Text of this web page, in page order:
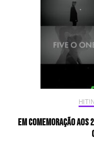
Em comemoração aos